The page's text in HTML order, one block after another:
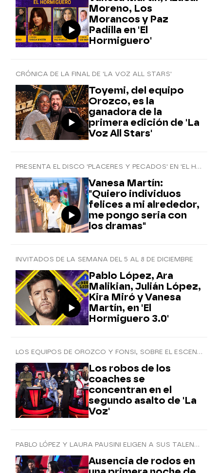
Moreno, Los
Morancos y Paz
Padilla en 'El
Hormiguero'
CRÓNICA DE LA FINAL DE 'LA VOZ ALL STARS'
Toyemi, del equipo
Orozco, es la
ganadora de la
primera edición de 'La
Voz All Stars'
PRESENTA EL DISCO 'PLACERES Y PECADOS' EN 'EL HORMIGUERO 3.0'
Vanesa Martín:
"Quiero individuos
felices a mi alrededor,
me pongo seria con
los dramas"
INVITADOS DE LA SEMANA DEL 5 AL 8 DE DICIEMBRE
Pablo López, Ara
Malikian, Julián López,
Kira Miró y Vanesa
Martín, en 'El
Hormiguero 3.0'
LOS EQUIPOS DE OROZCO Y FONSI, SOBRE EL ESCENARIO
Los robos de los
coaches se
concentran en el
segundo asalto de 'La
Voz'
PABLO LÓPEZ Y LAURA PAUSINI ELIGEN A SUS TALENTS PARA LOS DIRECTOS
Ausencia de rodos en